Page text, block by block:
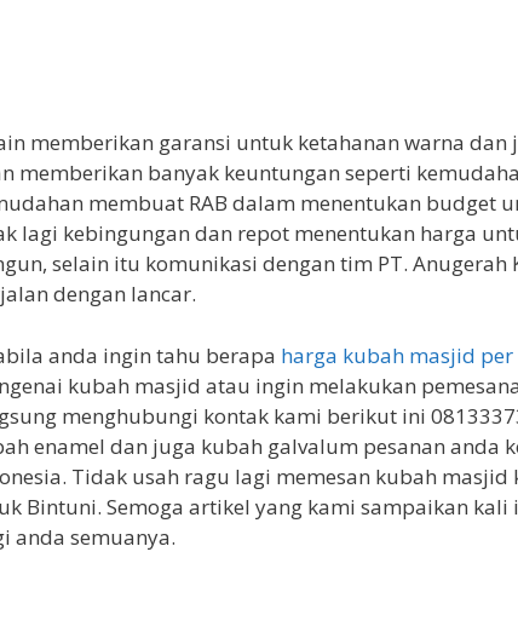
memberikan garansi untuk ketahanan warna
memberikan banyak keuntungan seperti
membuat RAB dalam menentukan budget
lagi kebingungan dan repot menentukan harga
selain itu komunikasi dengan tim PT.
dengan lancar.
anda ingin tahu berapa harga kubah masjid
kubah masjid atau ingin melakukan
menghubungi kontak kami berikut ini
enamel dan juga kubah galvalum pesanan anda
Tidak usah ragu lagi memesan kubah
Bintuni. Semoga artikel yang kami sampaikan
anda semuanya.